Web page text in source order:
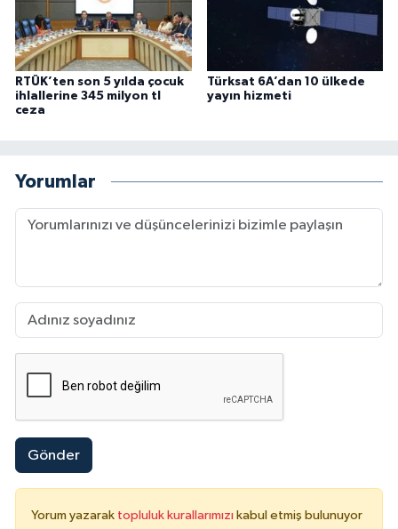
RTÜK’ten son 5 yılda çocuk
ihlallerine 345 milyon tl
ceza
Türksat 6A’dan 10 ülkede
yayın hizmeti
Yorumlar
Gönder
Yorum yazarak topluluk kurallarımızı kabul etmiş bulunuyor